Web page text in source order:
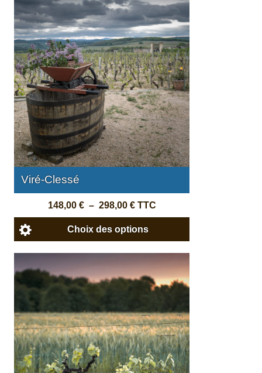
Viré-Clessé
148,00 € – 298,00 € TTC
Choix des options